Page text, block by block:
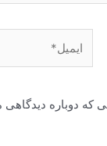
که دوباره